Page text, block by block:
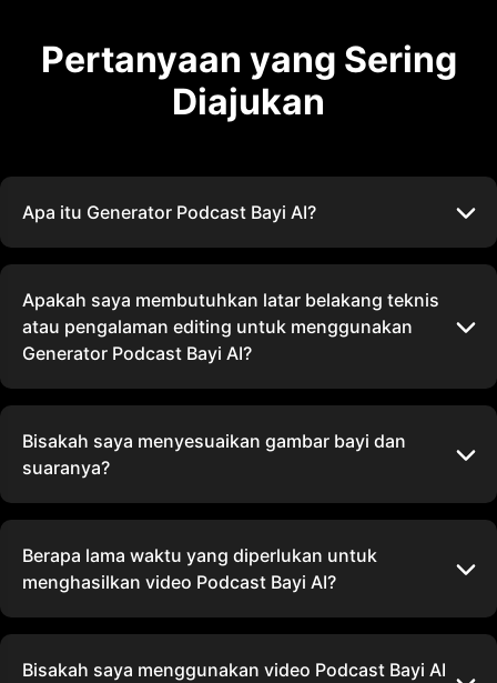
Pertanyaan yang Sering
Diajukan
Apa itu Generator Podcast Bayi AI?
Apakah saya membutuhkan latar belakang teknis
atau pengalaman editing untuk menggunakan
Generator Podcast Bayi AI?
Bisakah saya menyesuaikan gambar bayi dan
suaranya?
Berapa lama waktu yang diperlukan untuk
menghasilkan video Podcast Bayi AI?
Bisakah saya menggunakan video Podcast Bayi AI